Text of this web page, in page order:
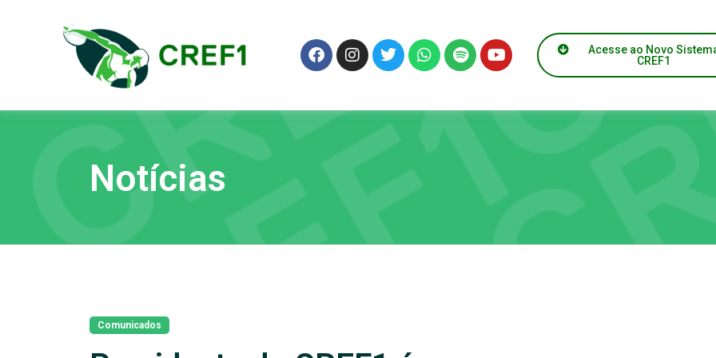
Acesse ao Novo
CREF1
Notícias
Comunicados